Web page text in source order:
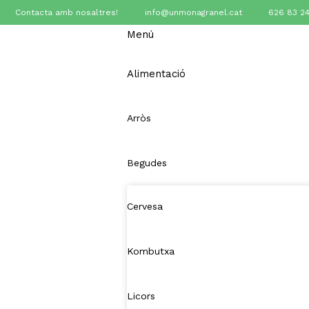
Contacta amb nosaltres! info@unmonagranel.cat 626 83
Menú
Alimentació
Arròs
Begudes
Cervesa
Kombutxa
Licors